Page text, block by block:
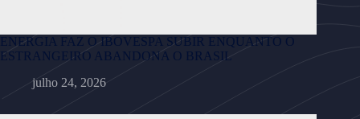
ENERGIA FAZ O IBOVESPA SUBIR ENQUANTO O
ESTRANGEIRO ABANDONA O BRASIL
julho 24, 2026